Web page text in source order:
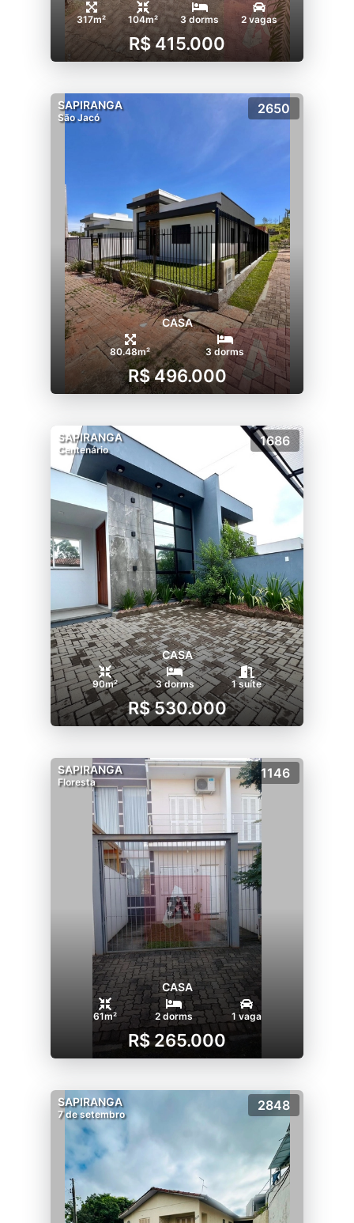
317m² 104m² 3 dorms 2 vagas
R$ 415.000
SAPIRANGA
São Jacó
2650
CASA
80.48m² 3 dorms
R$ 496.000
SAPIRANGA
Centenário
1686
CASA
90m² 3 dorms 1 suíte
R$ 530.000
SAPIRANGA
Floresta
1146
CASA
61m² 2 dorms 1 vaga
R$ 265.000
SAPIRANGA
7 de setembro
2848